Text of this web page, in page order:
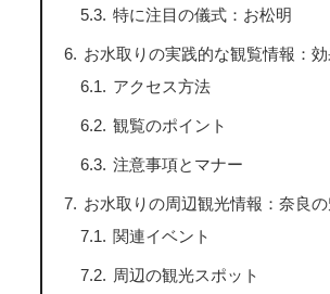
特に注目の儀式：お松明
お水取りの実践的な観覧情報：
アクセス方法
観覧のポイント
注意事項とマナー
お水取りの周辺観光情報：奈良
関連イベント
周辺の観光スポット